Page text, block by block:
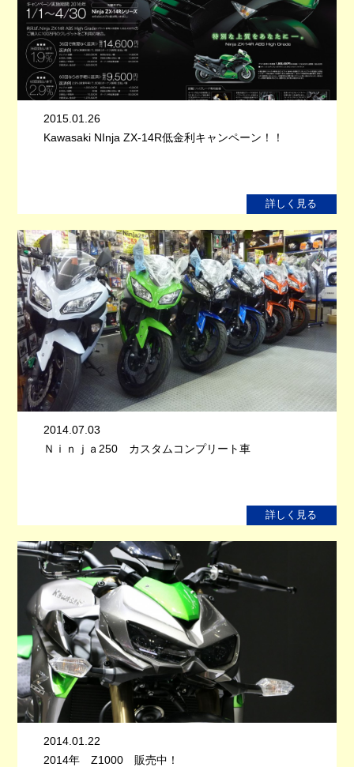
2015.01.26
Kawasaki NInja ZX-14R低金利キャンペーン！！
詳しく見る
2014.07.03
Ｎｉｎｊａ250 カスタムコンプリート車
詳しく見る
2014.01.22
2014年 Z1000 販売中！